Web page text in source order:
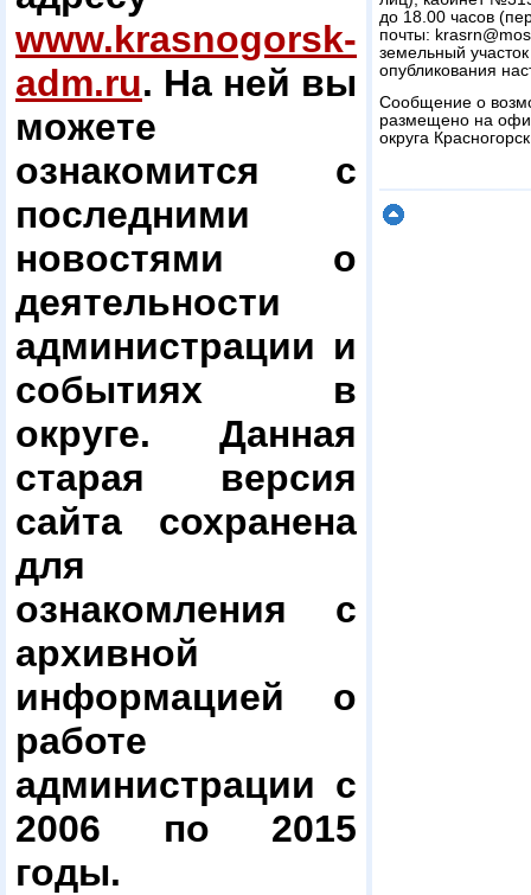
www.krasnogorsk-
adm.ru. На ней вы
можете
ознакомится с
последними
новостями о
деятельности
администрации и
событиях в
округе. Данная
старая версия
сайта сохранена
для
ознакомления с
архивной
информацией о
работе
администрации с
2006 по 2015
годы.
до 18.00 часов
почты:
земельный
опубликования
Сообщение о
размещено на
округа